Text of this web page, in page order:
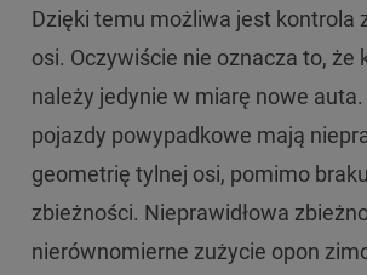
Dzięki temu możliwa jest kontrola
osi. Oczywiście nie oznacza to, że
należy jedynie w miarę nowe
pojazdy powypadkowe mają
geometrię tylnej osi, pomimo
zbieżności. Nieprawidłowa
nierównomierne zużycie opon